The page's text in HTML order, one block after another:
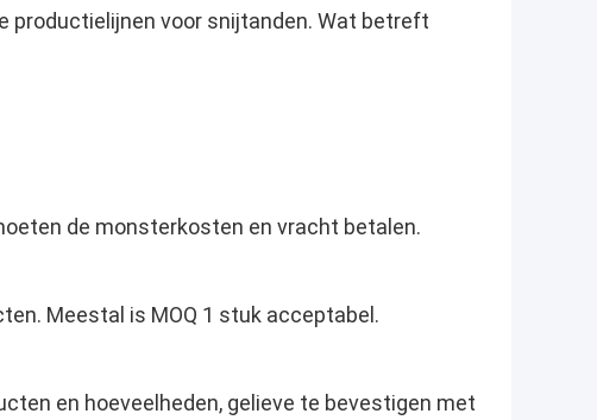
productielijnen voor snijtanden. Wat betreft
de monsterkosten en vracht betalen.
Meestal is MOQ 1 stuk acceptabel.
en hoeveelheden, gelieve te bevestigen met